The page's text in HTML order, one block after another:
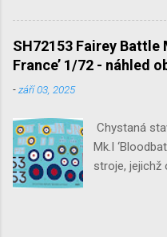
detailní
doplní
SH72153 Fairey Battle
France’ 1/72 - náhled
-září 03, 2025
Chystaná
Mk.I
stroje, jejichž